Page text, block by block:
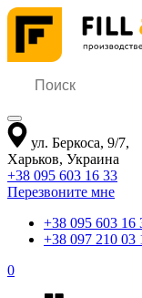
ул. Беркоса, 9/7,
Харьков, Украина
+38 095 603 16 33
Перезвоните мне
+38 095 603 16
+38 097 210 03
0